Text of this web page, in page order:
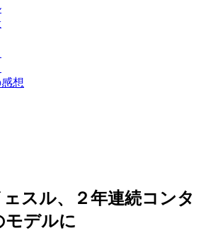
想
スル、２年連続コンタ
モデルに